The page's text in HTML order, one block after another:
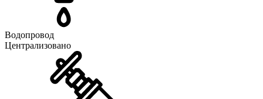
Водопровод
Централизовано